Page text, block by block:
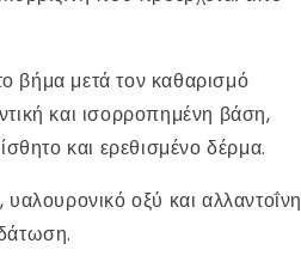
μετά τον καθαρισμό
και ισορροπημένη βάση,
και ερεθισμένο δέρμα.
οξύ και αλλαντοΐνη